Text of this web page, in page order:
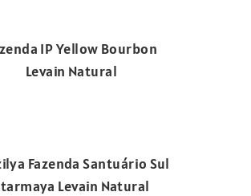
IP Yellow Bourbon
Levain Natural
Fazenda Santuário Sul
Levain Natural